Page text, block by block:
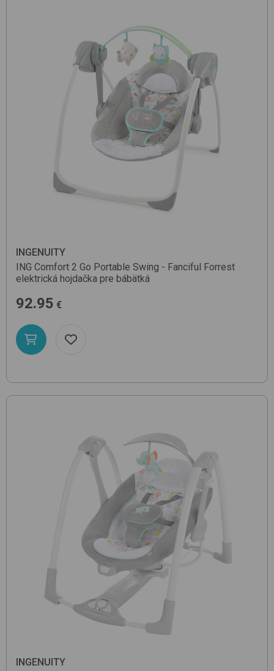
INGENUITY
ING Comfort 2 Go Portable Swing - Fanciful Forrest
elektrická hojdačka pre bábätká
92.95 €
INGENUITY